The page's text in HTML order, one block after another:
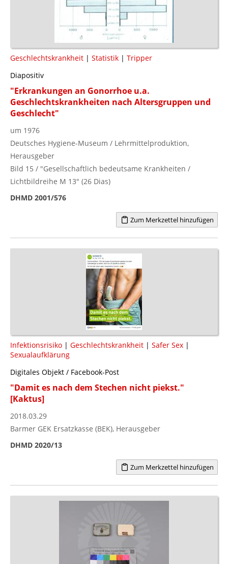
Geschlechtskrankheit | Statistik | Tripper
Diapositiv
"Erkrankungen an Gonorrhoe u.a.
Geschlechtskrankheiten nach Altersgruppen und
Geschlecht"
um 1976
Deutsches Hygiene-Museum / Lehrmittelproduktion,
Herausgeber
Bild 15 / "Gesellschaftlich bedeutsame Krankheiten /
Lichtbildreihe M 13" (26 Dias)
DHMD 2001/576
Zum Merkzettel hinzufügen
Infektionsrisiko | Geschlechtskrankheit | Safer Sex |
Sexualaufklärung
Digitales Objekt / Facebook-Post
"Damit es nach dem Stechen nicht piekst."
[Kaktus]
2018.03.29
Barmer GEK Ersatzkasse (BEK), Herausgeber
DHMD 2020/13
Zum Merkzettel hinzufügen